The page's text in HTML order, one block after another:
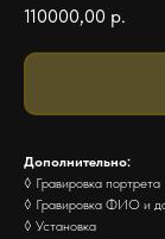
110000,00 р.
Дополнительно:
◊ Гравировка портрета
◊ Гравировка ФИО и
◊ Установка